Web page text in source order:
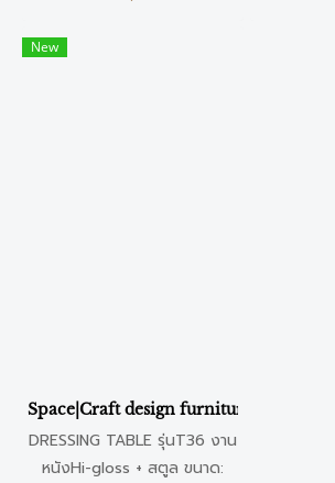
สตูล
50 x 75
New
Space|Craft design furniture & living
DRESSING TABLE รุ่นT36 งาน
หนังHi-gloss + สตูล ขนาด: